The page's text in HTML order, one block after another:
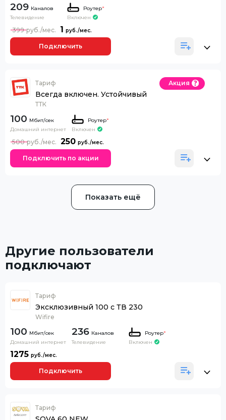
209 Каналов
Телевидение
Роутер*
Включен
1
399
Подключить
Тариф
Всегда включен. Устойчивый
ТТК
Акция
100
Домашний интернет
Роутер*
Включен
250
500
Подключить по акции
Показать ещё
Другие пользователи
подключают
Тариф
Эксклюзивный 100 с ТВ 230
Wifire
100
Домашний интернет
236 Каналов
Телевидение
Роутер*
Включен
1275
Подключить
Тариф